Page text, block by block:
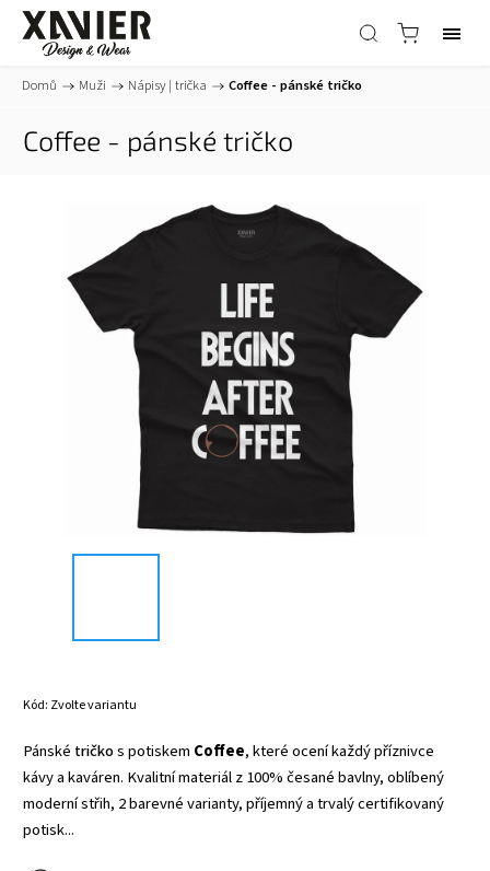
Domů / Muži / Nápisy | trička / Coffee - pánské tričko
Coffee - pánské tričko
Kód: Zvolte variantu
Pánské tričkos potiskem Coffee, které ocení každý příznivce
kávy a kaváren. Kvalitní materiál z 100% česané bavlny, oblíbený
moderní střih, 2 barevné varianty, příjemný a trvalý certifikovaný
potisk...